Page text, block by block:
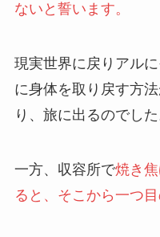
ないと誓います。
現実世界に戻りアル
に身体を取り戻す方
り、旅に出るのでした
一方、収容所で焼き
ると、そこから一つ